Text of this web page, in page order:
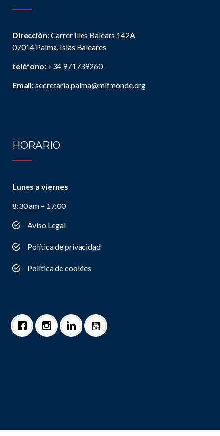
Dirección:Carrer Illes Balears 142A
07014 Palma, Islas Baleares
teléfono: +34 971739260
Email:secretaria.palma@mlfmonde.org
HORARIO
Lunes a viernes
8:30 am – 17:00
Aviso Legal
Política de privacidad
Política de cookies